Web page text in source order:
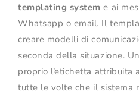
templating system e ai
Whatsapp o email. Il
creare modelli di
seconda della situazione.
proprio l’etichetta attribuita
tutte le volte che il sistema